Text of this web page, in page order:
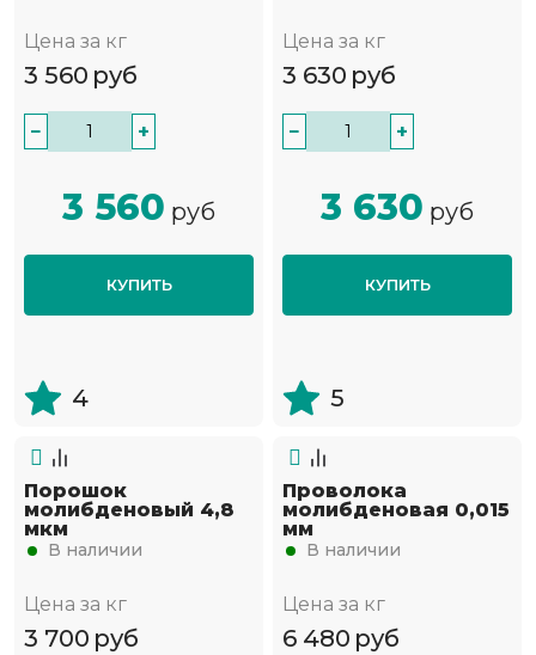
Цена за кг
3 560 руб
− +
3 560 руб
КУПИТЬ
4
Цена за кг
3 630 руб
− +
3 630 руб
КУПИТЬ
5
Порошок
молибденовый 4,8
мкм
В наличии
Цена за кг
3 700 руб
Проволока
молибденовая 0,015
мм
В наличии
Цена за кг
6 480 руб